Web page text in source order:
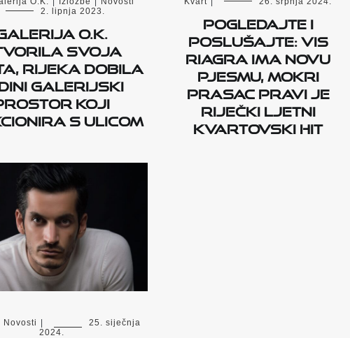
2. lipnja 2023.
O.K.
svoja
Rijeka dobila
galerijski
koji
s ulicom
Pogledajte i
poslušajte: VIS
Riagra ima novu
pjesmu, Mokri
prasac pravi je
riječki ljetni
kvartovski hit
Novosti |
25. siječnja
2024.